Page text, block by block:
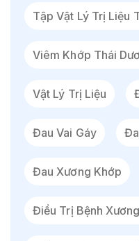
Tập Vật Lý Trị Liệu
Viêm Khớp Thái
Vật Lý Trị Liệu
Đau Vai Gáy
Đau Xương Khớp
Điều Trị Bệnh